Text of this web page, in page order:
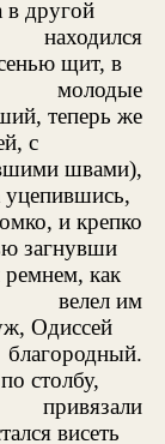
другой
находился
щит, в
молодые
теперь же
с
швами),
уцепившись,
и крепко
загнувши
как
велел им
Одиссей
благородный.
столбу,
привязали
висеть